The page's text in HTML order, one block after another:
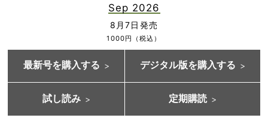
Sep 2026
8月7日発売
1000円（税込）
最新号を購入する デジタル版を購入する
試し読み 定期購読